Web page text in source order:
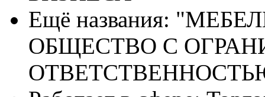
Ещё названия:
ОБЩЕСТВО С